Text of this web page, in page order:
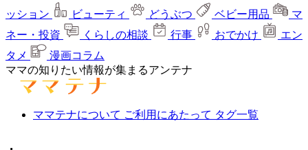
ッション
ビューティ どうぶつ ベビー用品
マ
ネー・投資
くらしの相談 行事 おでかけ
エン
タメ
漫画コラム
ママの知りたい情報が集まるアンテナ
ママテナについて ご利用にあたって タグ一覧